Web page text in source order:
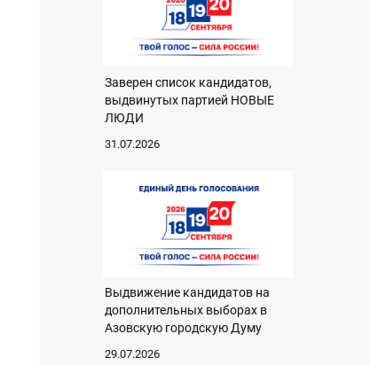
Заверен список кандидатов,
выдвинутых партией НОВЫЕ
ЛЮДИ
31.07.2026
Выдвижение кандидатов на
дополнительных выборах в
Азовскую городскую Думу
29.07.2026